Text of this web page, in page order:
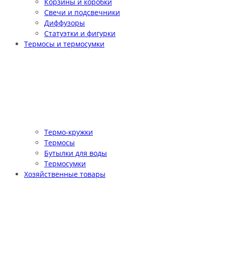
Свечи и подсвечники
Диффузоры
Статуэтки и фигурки
Термосы и термосумки
Термо-кружки
Термосы
Бутылки для воды
Термосумки
Хозяйственные товары